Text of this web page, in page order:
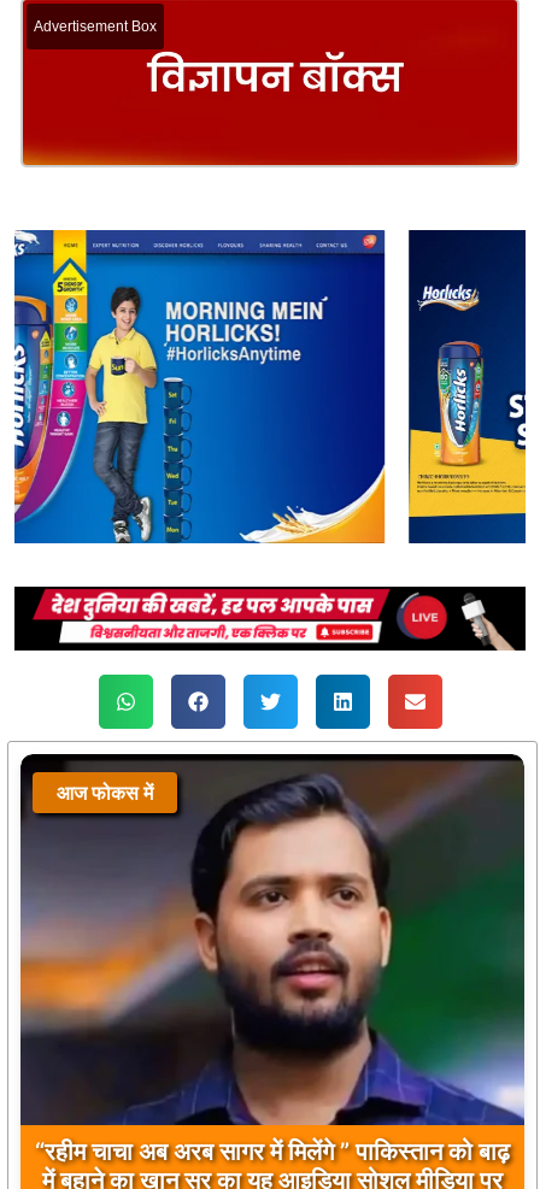
Advertisement Box
आज फोकस में
“रहीम चाचा अब अरब सागर में मिलेंगे ” पाकिस्तान को बाढ़
में बहाने का खान सर का यह आइडिया सोशल मीडिया पर